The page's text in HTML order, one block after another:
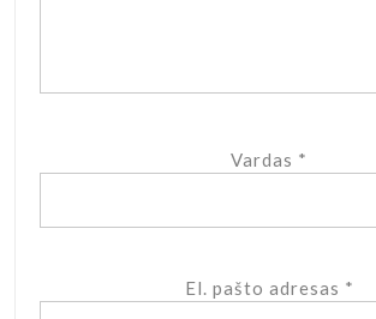
Vardas *
El. pašto adresas *